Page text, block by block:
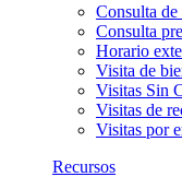
Consulta de
Consulta
Horario
Visita de
Visitas Sin
Visitas de
Visitas por
Recursos